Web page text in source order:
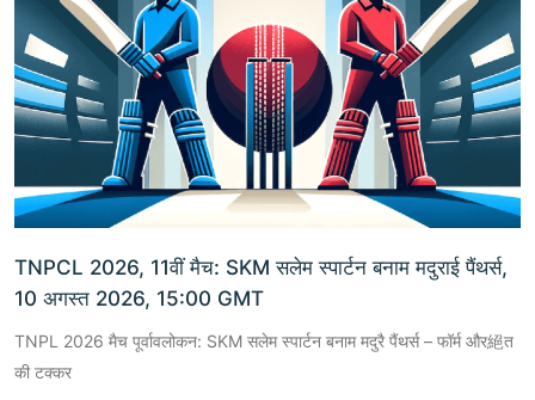
TNPCL 2026, 11वीं मैच: SKM सलेम स्पार्टन बनाम मदुराई पैंथर्स,
10 अगस्त 2026, 15:00 GMT
TNPL 2026 मैच पूर्वावलोकन: SKM सलेम स्पार्टन बनाम मदुरै पैंथर्स – फॉर्म और絕त
की टक्कर